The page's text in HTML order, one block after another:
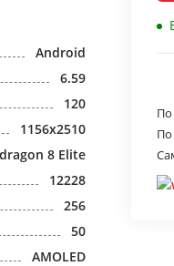
Android
6.59
120
1156x2510
8 Elite
12228
256
50
AMOLED